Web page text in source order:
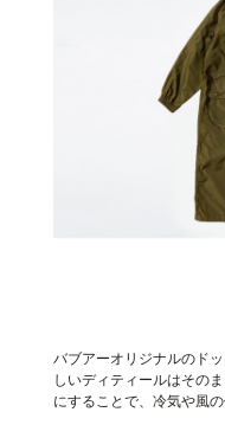
バブアーオリジナルのド
しいディティールはその
にすることで、冷気や風の